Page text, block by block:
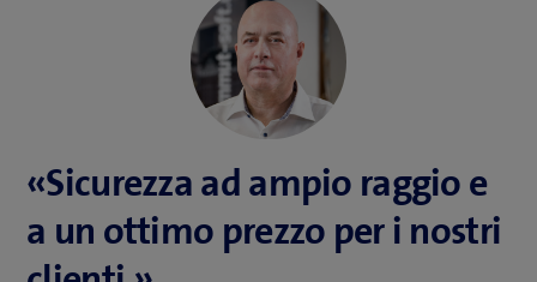
«Sicurezza ad ampio raggio e
a un ottimo prezzo per i nostri